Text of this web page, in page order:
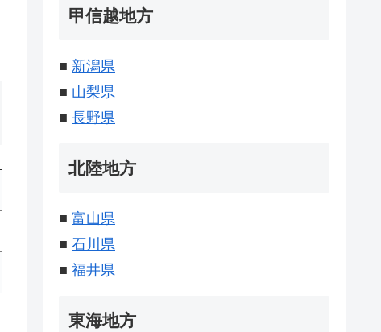
甲信越地方
■ 新潟県
■ 山梨県
■ 長野県
北陸地方
■ 富山県
■ 石川県
■ 福井県
東海地方